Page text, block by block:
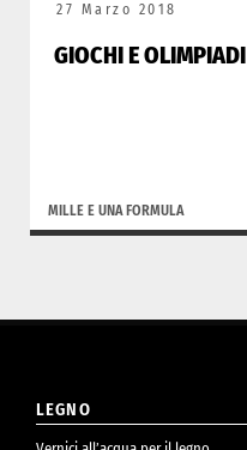
27 Marzo 2018
GIOCHI E
MILLE E UNA FORMULA
LEGNO